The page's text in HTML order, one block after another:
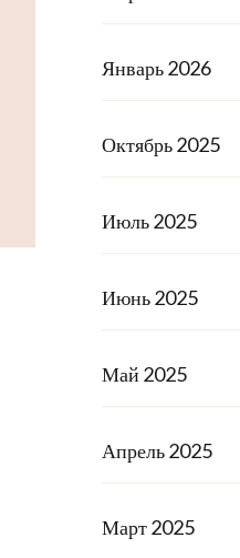
Январь 2026
Октябрь 2025
Июль 2025
Июнь 2025
Май 2025
Апрель 2025
Март 2025